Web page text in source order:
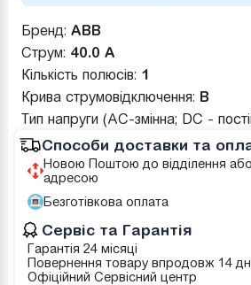
Бренд: ABB
Струм: 40.0 А
Кількість полюсів: 1
Крива струмовідключення: B
Тип напруги (AC-змінна; DC -
Способи доставки та
Новою Поштою до відділення
адресою
Безготівкова оплата
Сервіс та Гарантія
Гарантія 24 місяці
Повернення товару впродовж 14
Офіційний Сервісний центр